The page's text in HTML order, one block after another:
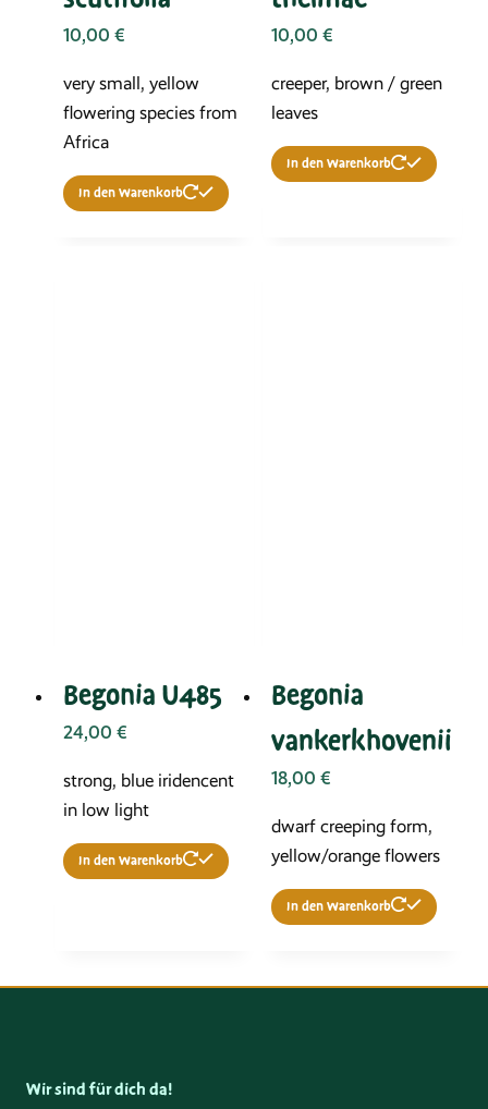
10,00 €
very small, yellow
flowering species from
Africa
In den Warenkorb
10,00 €
creeper, brown / green
leaves
In den Warenkorb
Begonia U485
24,00 €
strong, blue iridencent
in low light
In den Warenkorb
Begonia
vankerkhovenii
18,00 €
dwarf creeping form,
yellow/orange flowers
In den Warenkorb
Wir sind für dich da!